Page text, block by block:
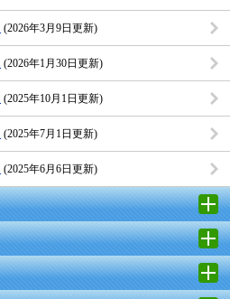
(2026年3月9日更新)
(2026年1月30日更新)
(2025年10月1日更新)
(2025年7月1日更新)
(2025年6月6日更新)